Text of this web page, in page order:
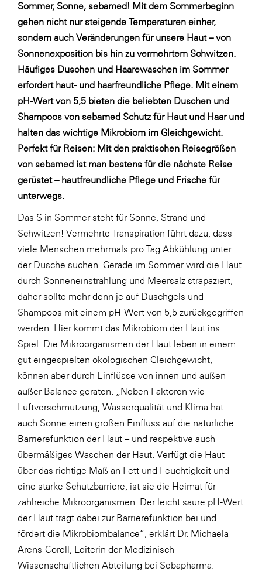
Wirtschaftskammer Salzburg
WKS Fachgruppe Fahrzeughandel und
Fahrzeugtechnik
WKS Fachgruppe Finanzdienstleister
WK UBIT
Zühlke
Media
Sommer, Sonne, sebamed! Mit dem Sommerbeginn
gehen nicht nur steigende Temperaturen einher,
sondern auch Veränderungen für unsere Haut – von
Sonnenexposition bis hin zu vermehrtem Schwitzen.
Häufiges Duschen und Haarewaschen im Sommer
erfordert haut- und haarfreundliche Pflege. Mit einem
pH-Wert von 5,5 bieten die beliebten Duschen und
Shampoos von sebamed Schutz für Haut und Haar und
halten das wichtige Mikrobiom im Gleichgewicht.
Perfekt für Reisen: Mit den praktischen Reisegrößen
von sebamed ist man bestens für die nächste Reise
gerüstet – hautfreundliche Pflege und Frische für
unterwegs.
Das S in Sommer steht für Sonne, Strand und
Schwitzen! Vermehrte Transpiration führt dazu, dass
viele Menschen mehrmals pro Tag Abkühlung unter
der Dusche suchen. Gerade im Sommer wird die Haut
durch Sonneneinstrahlung und Meersalz strapaziert,
daher sollte mehr denn je auf Duschgels und
Shampoos mit einem pH-Wert von 5,5 zurückgegriffen
werden. Hier kommt das Mikrobiom der Haut ins
Spiel: Die Mikroorganismen der Haut leben in einem
gut eingespielten ökologischen Gleichgewicht,
können aber durch Einflüsse von innen und außen
außer Balance geraten. „Neben Faktoren wie
Luftverschmutzung, Wasserqualität und Klima hat
auch Sonne einen großen Einfluss auf die natürliche
Barrierefunktion der Haut – und respektive auch
übermäßiges Waschen der Haut. Verfügt die Haut
über das richtige Maß an Fett und Feuchtigkeit und
eine starke Schutzbarriere, ist sie die Heimat für
zahlreiche Mikroorganismen. Der leicht saure pH-Wert
der Haut trägt dabei zur Barrierefunktion bei und
fördert die Mikrobiombalance“, erklärt Dr. Michaela
Arens-Corell, Leiterin der Medizinisch-
Wissenschaftlichen Abteilung bei Sebapharma.